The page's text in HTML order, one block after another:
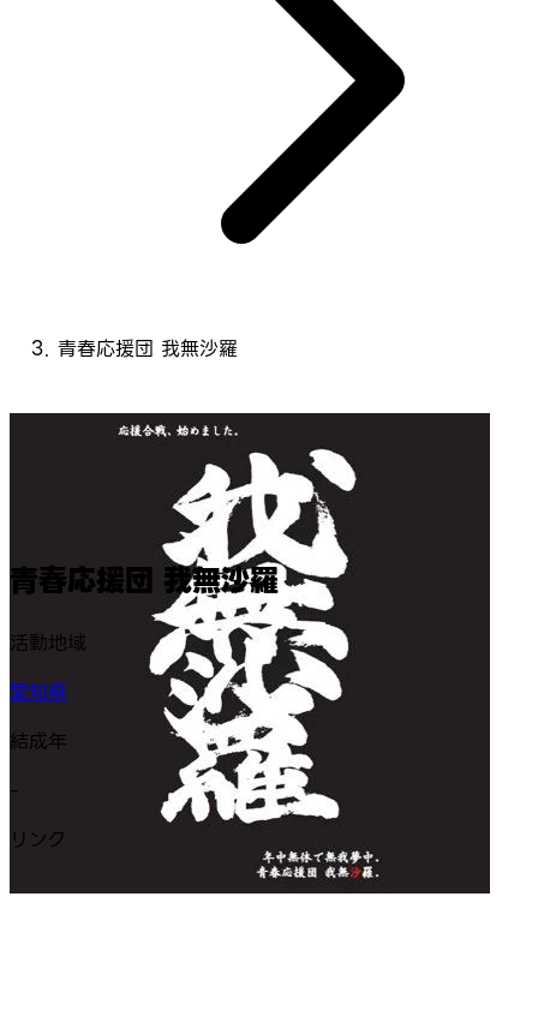
青春応援団 我無沙羅
青春応援団 我無沙羅
活動地域
愛知県
結成年
-
リンク